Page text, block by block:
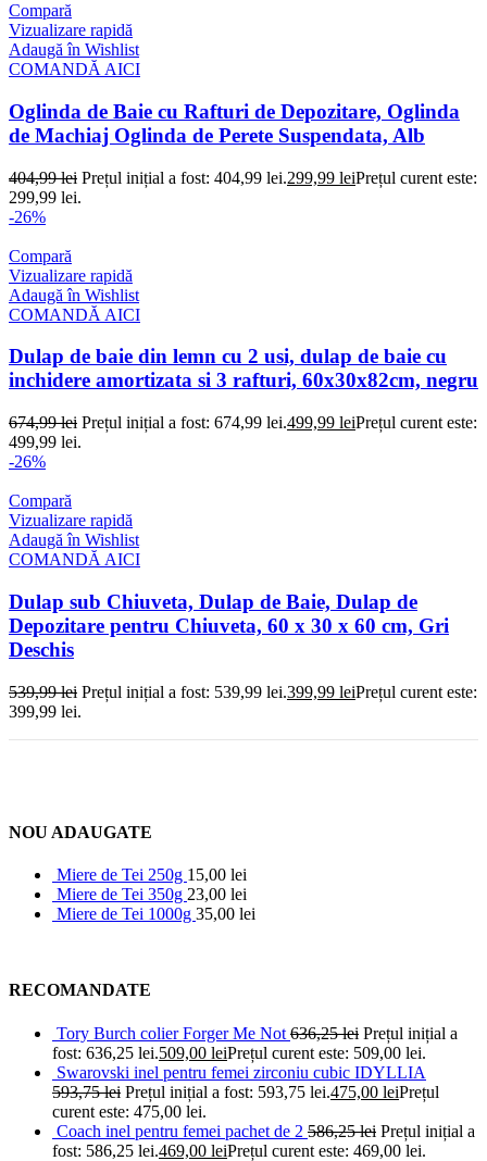
Compară
Vizualizare rapidă
Adaugă în Wishlist
COMANDĂ AICI
Oglinda de Baie cu Rafturi de Depozitare, Oglinda
de Machiaj Oglinda de Perete Suspendata, Alb
404,99lei Prețul inițial a fost: 404,99 lei.299,99 leiPrețul curent este:
299,99 lei.
-26%
Compară
Vizualizare rapidă
Adaugă în Wishlist
COMANDĂ AICI
Dulap de baie din lemn cu 2 usi, dulap de baie cu
inchidere amortizata si 3 rafturi, 60x30x82cm, negru
674,99lei Prețul inițial a fost: 674,99 lei.499,99 leiPrețul curent este:
499,99 lei.
-26%
Compară
Vizualizare rapidă
Adaugă în Wishlist
COMANDĂ AICI
Dulap sub Chiuveta, Dulap de Baie, Dulap de
Depozitare pentru Chiuveta, 60 x 30 x 60 cm, Gri
Deschis
539,99lei Prețul inițial a fost: 539,99 lei.399,99 leiPrețul curent este:
399,99 lei.
NOU ADAUGATE
Miere de Tei 250g 15,00 lei
Miere de Tei 350g 23,00 lei
Miere de Tei 1000g 35,00 lei
RECOMANDATE
Tory Burch colier Forger Me Not 636,25lei Prețul inițial a
fost: 636,25 lei.509,00 leiPrețul curent este: 509,00 lei.
Swarovski inel pentru femei zirconiu cubic IDYLLIA
593,75lei Prețul inițial a fost: 593,75 lei.475,00 leiPrețul
curent este: 475,00 lei.
Coach inel pentru femei pachet de 2 586,25lei Prețul inițial a
fost: 586,25 lei.469,00 leiPrețul curent este: 469,00 lei.